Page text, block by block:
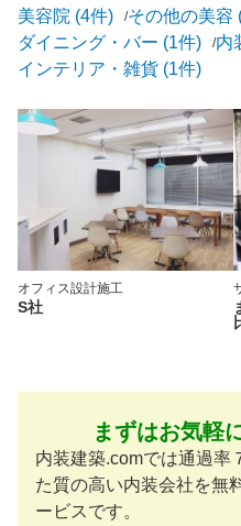
美容院 (4件)
その他の美容
ダイニング・バー (1件)
内
インテリア・雑貨 (1件)
オフィス設計施工
S社
まずはお気軽
内装建築.comでは通過率
た質の高い内装会社を無
ービスです。